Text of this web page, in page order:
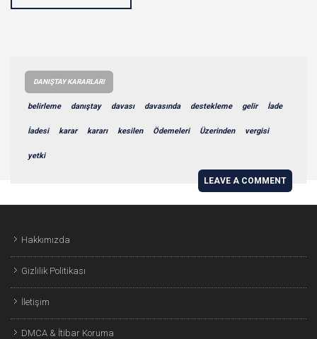
DANIŞTAY KARARLARI
belirleme danıştay davası davasında destekleme gelir İade
İadesi karar kararı kesilen Ödemeleri Üzerinden vergisi
yetki
LEAVE A COMMENT
Hakkımızda
Gizlilik Politikası
İletişim
DMCA & İtibar Koruma